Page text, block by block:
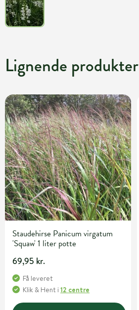
Lignende produkter
Staudehirse Panicum virgatum
'Squaw' 1 liter potte
69,95 kr.
Få leveret
Klik & Hent i 12 centre